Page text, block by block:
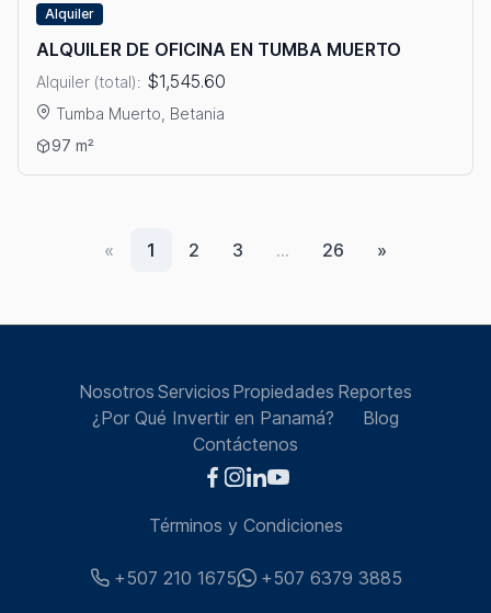
Alquiler
ALQUILER DE OFICINA EN TUMBA MUERTO
Alquiler (total): $1,545.60
Tumba Muerto, Betania
Ver detalles: ALQUILER DE OFICINA EN TUMBA MUERTO
97 m²
« 1 2 3 … 26 »
Nosotros Servicios Propiedades Reportes
¿Por Qué Invertir en Panamá?
Blog
Contáctenos
Términos y Condiciones
+507 210 1675
+507 6379 3885